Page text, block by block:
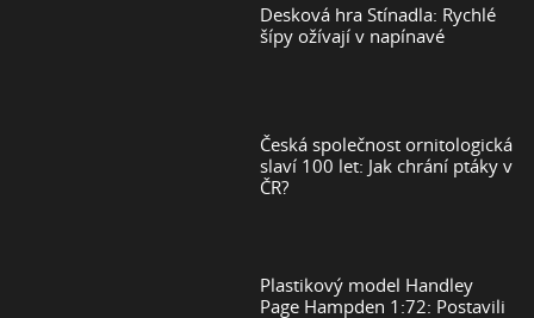
Desková hra Stínadla: Rychlé
šípy ožívají v napínavé
Česká společnost ornitologická
slaví 100 let: Jak chrání ptáky v
ČR?
Plastikový model Handley
Page Hampden 1:72: Postavili